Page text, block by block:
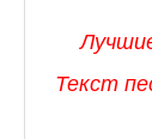
Зимние
Любимые
Текст